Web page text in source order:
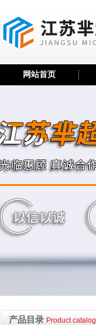
网站首页
产品目录 Product catalog